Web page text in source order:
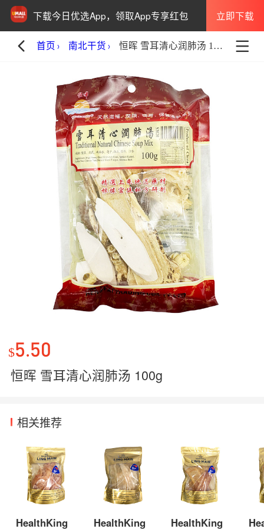
下载今日优选App，领取App专享红包 立即下载
首页 南北干货 恒晖 雪耳清心润肺汤 100g
$5.50
恒晖 雪耳清心润肺汤 100g
相关推荐
HealthKing
HealthKing
HealthKing